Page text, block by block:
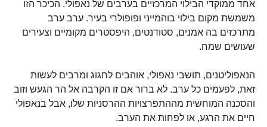
אחד ממוקדי הבילוי המרכזיים בערבים של נאפולי. הכיכר הזו
משמשת מקום בילוי בוהמייני ופופולרי בעיר. ערב ערב
מתרכזים בה אמנים, סטודנטים, היפסטרים מקומיים וצעירים
שעושים שמח.
הנאפוליטנים, תושבי נאפולי, אוהבים לחגוג ומרבים לעשות
זאת, לפעמים כל ערב. לא ברור אם זו הקרבה אל הר הגעש וזוב
והסכנה המוחשית מההתפרצויות ההרסניות שלו, אבל בנאפולי
חיים את הרגע, או לפחות את הערב.